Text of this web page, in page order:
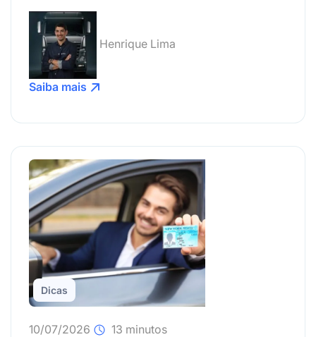
Henrique Lima
Saiba mais
Dicas
10/07/2026 13 minutos